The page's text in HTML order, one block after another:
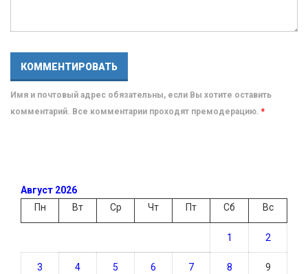
Имя и почтовый адрес обязательны, если Вы хотите оставить
комментарий. Все комментарии проходят премодерацию. *
Август 2026
Пн
Вт Ср Чт Пт Сб Вс
1 2
3 4 5 6 7 8 9